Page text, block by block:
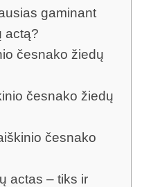
gaminant
actą?
česnako žiedų
česnako žiedų
česnako
actas – tiks ir